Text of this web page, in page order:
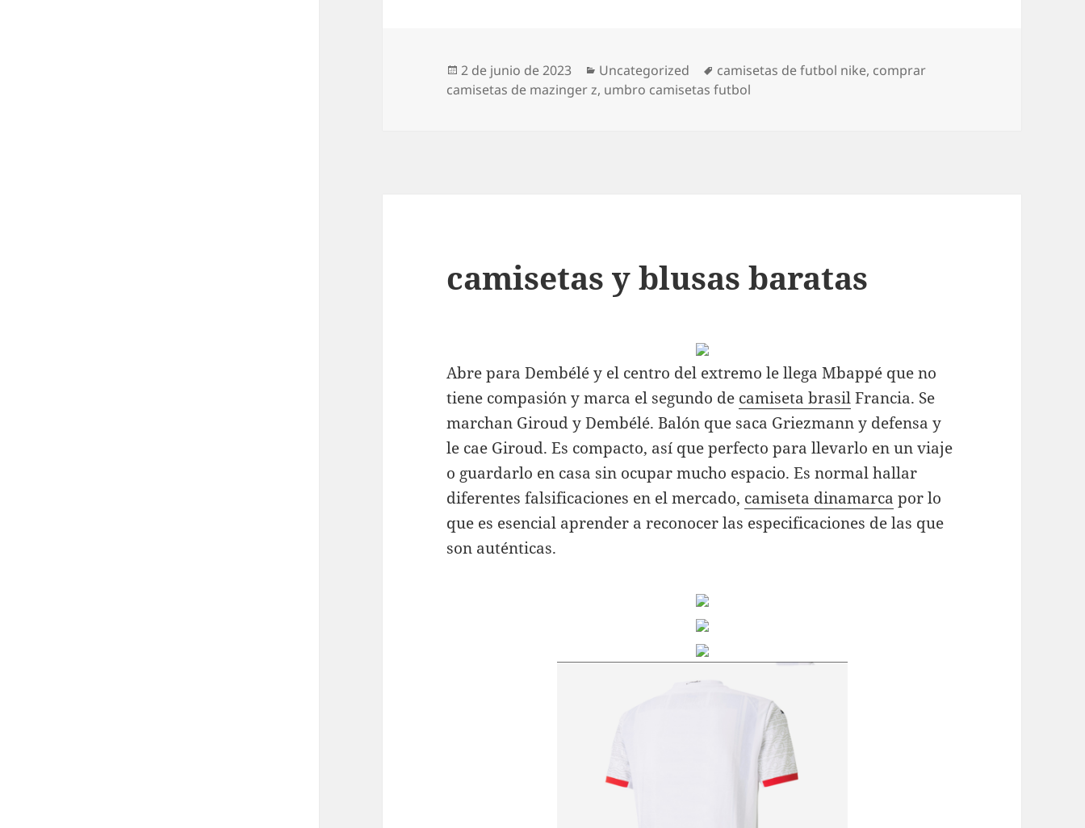
Publicado
el
2 de junio de 2023 Categorías
Uncategorized Etiquetas
camisetas de futbol nike, comprar
camisetas de mazinger z, umbro camisetas futbol
camisetas y blusas baratas
Abre para Dembélé y el centro del extremo le llega Mbappé que no
tiene compasión y marca el segundo de camiseta brasilFrancia. Se
marchan Giroud y Dembélé. Balón que saca Griezmann y defensa y
le cae Giroud. Es compacto, así que perfecto para llevarlo en un viaje
o guardarlo en casa sin ocupar mucho espacio. Es normal hallar
diferentes falsificaciones en el mercado, camiseta dinamarca por lo
que es esencial aprender a reconocer las especificaciones de las que
son auténticas.